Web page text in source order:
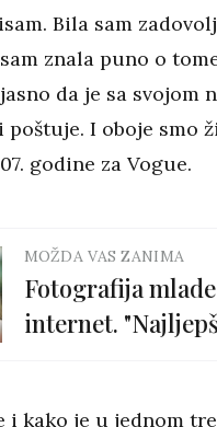
Bila sam
znala puno o
da je sa svojom
poštuje. I oboje smo
godine za Vogue.
MOŽDA VAS ZANIMA
Fotografija
internet.
i kako je u jednom